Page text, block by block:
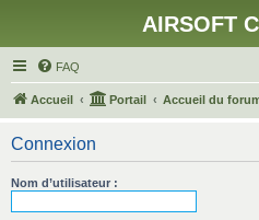
AIRSOFT
FAQ
Accueil Portail Accueil du
Connexion
Nom d’utilisateur :